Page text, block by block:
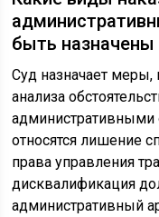
быть
Суд назначает
анализа
административными
относятся лишение
права управления
дисквалификация
административный